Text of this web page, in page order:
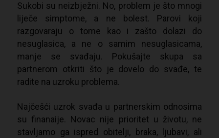
Sukobi su neizbježni. No, problem je što mnogi
liječe simptome, a ne bolest. Parovi koji
razgovaraju o tome kao i zašto dolazi do
nesuglasica, a ne o samim nesuglasicama,
manje se svađaju. Pokušajte skupa sa
partnerom otkriti što je dovelo do svađe, te
radite na uzroku problema.
Najčešći uzrok svađa u partnerskim odnosima
su finanaije. Novac nije prioritet u životu, ne
stavljamo ga ispred obitelji, braka, ljubavi, ali